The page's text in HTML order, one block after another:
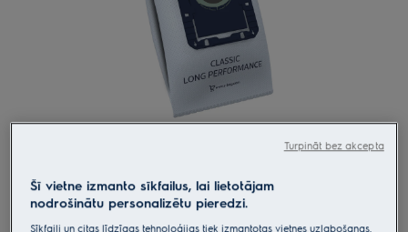
E201SM
Šī vietne izmanto sīkfailus, lai lietotājam
nodrošinātu personalizētu pieredzi.
Sīkfaili un citas līdzīgas tehnoloģijas tiek izmantotas vietnes uzlabošanas,
Turpināt bez akcepta